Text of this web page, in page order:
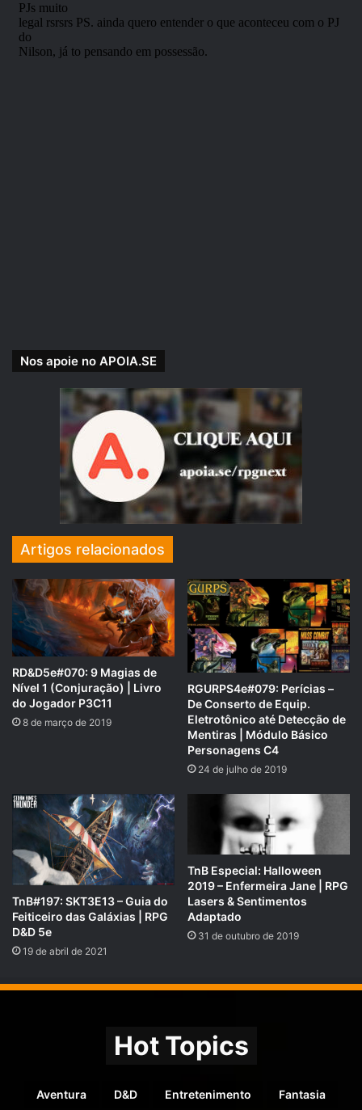
Antes de assinar como um JOGADORenvie um e-mail
para contato@rpgnext.com.br
e consulte sobre as vagas.
Elas têm número limitado.
ATENÇÃO: Esse podcast é recomendado para maiores
de 16 anos.
Heitor Fraga como Tony “Cabeça de Cone”
Vinicius Watlz como Lucky Lou
Nos apoie no APOIA.SE
Artigos relacionados
RD&D5e#070: 9 Magias de
Nível 1 (Conjuração) | Livro
do Jogador P3C11
8 de março de 2019
RGURPS4e#079: Perícias –
De Conserto de Equip.
Eletrotônico até Detecção de
Mentiras | Módulo Básico
Personagens C4
24 de julho de 2019
TnB#197: SKT3E13 – Guia do
Feiticeiro das Galáxias | RPG
D&D 5e
19 de abril de 2021
TnB Especial: Halloween
2019 – Enfermeira Jane | RPG
Lasers & Sentimentos
Adaptado
31 de outubro de 2019
Hot Topics
Aventura D&D Entretenimento Fantasia